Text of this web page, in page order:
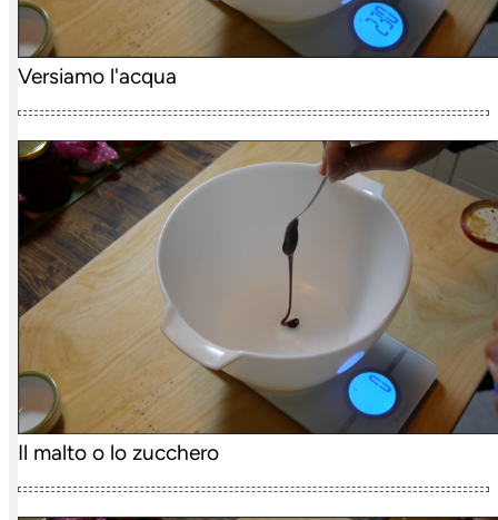
Versiamo l'acqua
Il malto o lo zucchero